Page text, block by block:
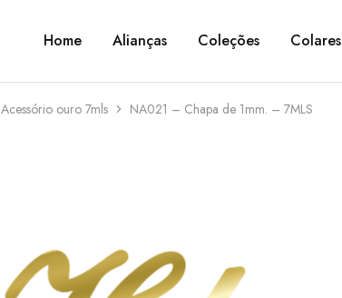
Home Alianças Coleções Colares
Acessório ouro 7mls NA021 – Chapa de 1mm. – 7MLS